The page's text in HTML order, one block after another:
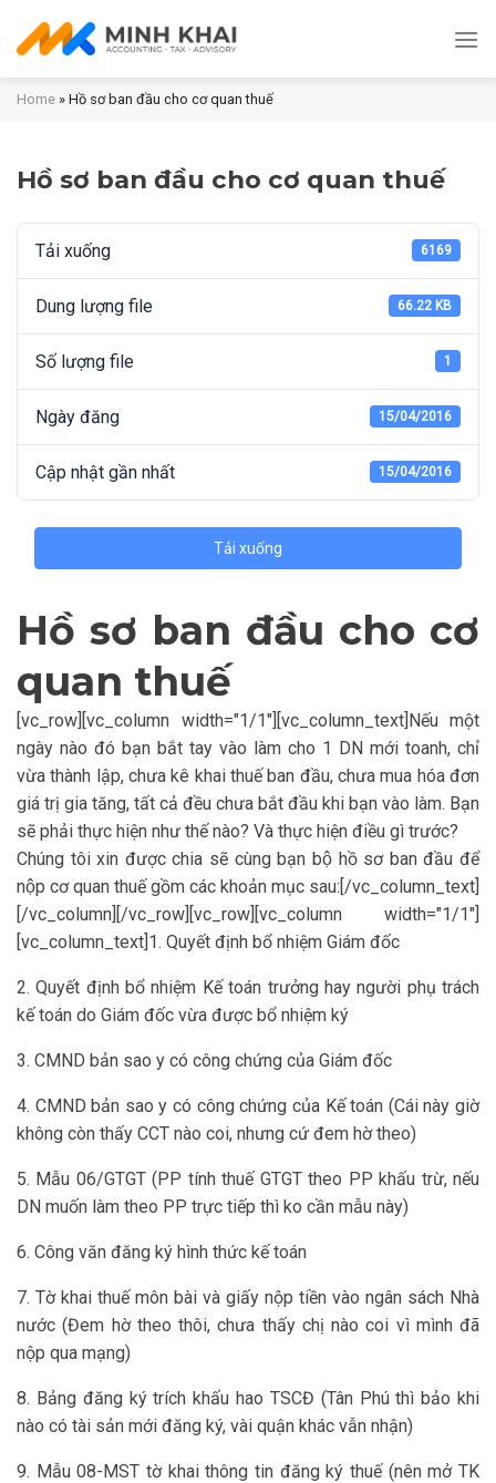
Home » Hồ sơ ban đầu cho cơ quan thuế
Hồ sơ ban đầu cho cơ quan thuế
Tải xuống 6169
Dung lượng file 66.22 KB
Số lượng file 1
Ngày đăng 15/04/2016
Cập nhật gần nhất 15/04/2016
Tải xuống
Hồ sơ ban đầu cho cơ
quan thuế
[vc_row][vc_column width="1/1"][vc_column_text]Nếu một
ngày nào đó bạn bắt tay vào làm cho 1 DN mới toanh, chỉ
vừa thành lập, chưa kê khai thuế ban đầu, chưa mua hóa đơn
giá trị gia tăng, tất cả đều chưa bắt đầu khi bạn vào làm. Bạn
sẽ phải thực hiện như thế nào? Và thực hiện điều gì trước?
Chúng tôi xin được chia sẽ cùng bạn bộ hồ sơ ban đầu để
nộp cơ quan thuế gồm các khoản mục sau:[/vc_column_text]
[/vc_column][/vc_row][vc_row][vc_column width="1/1"]
[vc_column_text]1. Quyết định bổ nhiệm Giám đốc
2. Quyết định bổ nhiệm Kế toán trưởng hay người phụ trách
kế toán do Giám đốc vừa được bổ nhiệm ký
3. CMND bản sao y có công chứng của Giám đốc
4. CMND bản sao y có công chứng của Kế toán (Cái này giờ
không còn thấy CCT nào coi, nhưng cứ đem hờ theo)
5. Mẫu 06/GTGT (PP tính thuế GTGT theo PP khấu trừ, nếu
DN muốn làm theo PP trực tiếp thì ko cần mẫu này)
6. Công văn đăng ký hình thức kế toán
7. Tờ khai thuế môn bài và giấy nộp tiền vào ngân sách Nhà
nước (Đem hờ theo thôi, chưa thấy chị nào coi vì mình đã
nộp qua mạng)
8. Bảng đăng ký trích khấu hao TSCĐ (Tân Phú thì bảo khi
nào có tài sản mới đăng ký, vài quận khác vẫn nhận)
9. Mẫu 08-MST tờ khai thông tin đăng ký thuế (nên mở TK